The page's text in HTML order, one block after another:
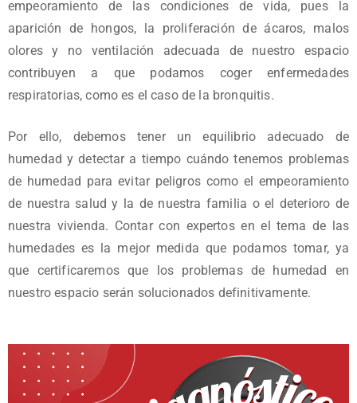
empeoramiento de las condiciones de vida, pues la
aparición de hongos, la proliferación de ácaros, malos
olores y no ventilación adecuada de nuestro espacio
contribuyen a que podamos coger enfermedades
respiratorias, como es el caso de la bronquitis.
Por ello, debemos tener un equilibrio adecuado de
humedad y detectar a tiempo cuándo tenemos problemas
de humedad para evitar peligros como el empeoramiento
de nuestra salud y la de nuestra familia o el deterioro de
nuestra vivienda. Contar con expertos en el tema de las
humedades es la mejor medida que podamos tomar, ya
que certificaremos que los problemas de humedad en
nuestro espacio serán solucionados definitivamente.